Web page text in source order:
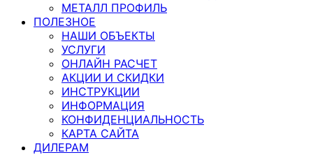
МЕТАЛЛ ПРОФИЛЬ
ПОЛЕЗНОЕ
НАШИ ОБЪЕКТЫ
УСЛУГИ
ОНЛАЙН РАСЧЕТ
АКЦИИ И СКИДКИ
ИНСТРУКЦИИ
ИНФОРМАЦИЯ
КОНФИДЕНЦИАЛЬНОСТЬ
КАРТА САЙТА
ДИЛЕРАМ